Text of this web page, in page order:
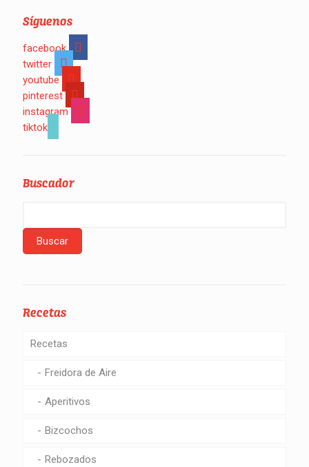
Síguenos
facebook
twitter
youtube
pinterest
instagram
tiktok
Buscador
Recetas
Recetas
Freidora de Aire
Aperitivos
Bizcochos
Rebozados